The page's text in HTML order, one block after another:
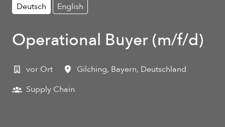
Deutsch English
Operational Buyer (m/f/d)
vor Ort Gilching, Bayern, Deutschland
Supply Chain